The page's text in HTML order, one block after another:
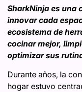
SharkNinja es una
innovar cada
ecosistema de
cocinar mejor,
optimizar sus
Durante años, la
hogar estuvo